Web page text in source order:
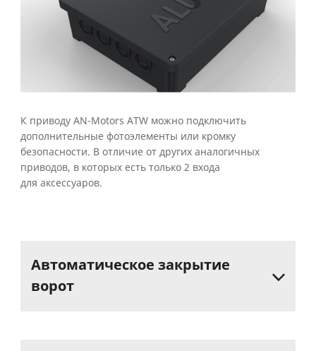
К приводу AN-Motors ATW можно подключить
дополнительные фотоэлементы или кромку
безопасности. В отличие от других аналогичных
приводов, в которых есть только 2 входа
для аксессуаров.
Автоматическое закрытие
ворот